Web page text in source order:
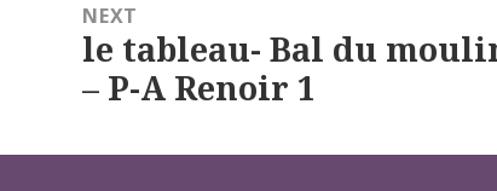
NEXT
Next
post:
le tableau- Bal du
– P-A Renoir 1